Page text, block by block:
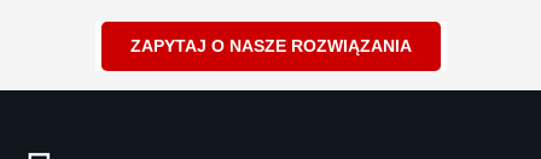
ZAPYTAJ O NASZE ROZWIĄZANIA